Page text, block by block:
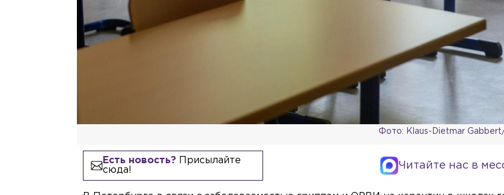
Фото: Klaus-Dietmar
Есть новость?Присылайте
сюда!
Читайте нас в